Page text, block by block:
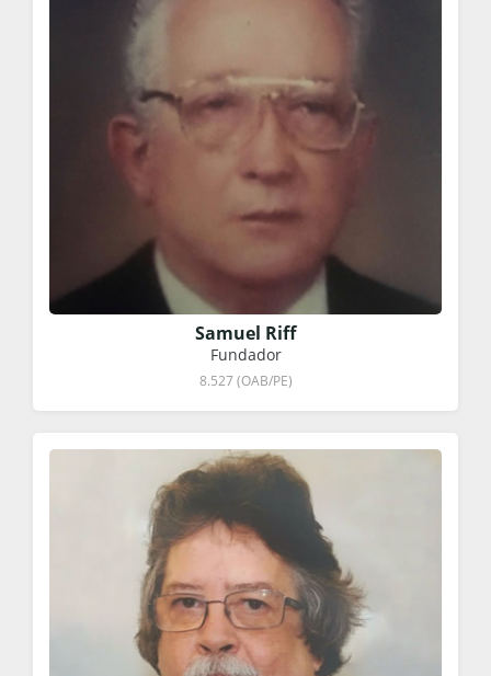
Samuel Riff
Fundador
8.527 (OAB/PE)